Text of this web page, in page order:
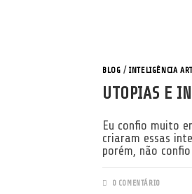
BLOG /INTELIGÊNCIA
UTOPIAS E
Eu confio muito
criaram essas
porém, não
0 COMENTÁRIO